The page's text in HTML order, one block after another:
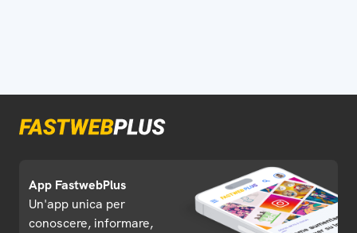
App FastwebPlus
Un'app unica per
conoscere, informare,